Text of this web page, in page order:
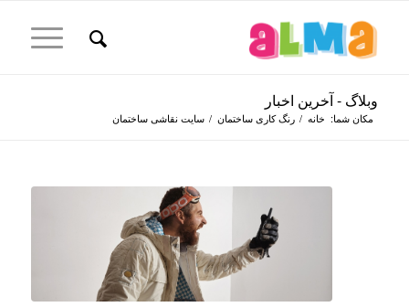
وبلاگ - آخرین اخبار
مکان شما: خانه / رنگ کاری ساختمان / سایت نقاشی ساختمان